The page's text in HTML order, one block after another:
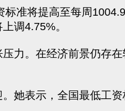
将提高至每周
调4.75%。
。在经济前景仍存在
表示，全国最低工资